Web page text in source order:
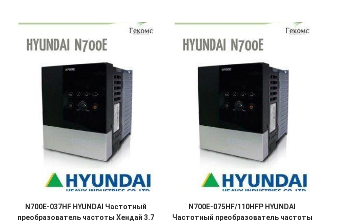
N700E-037HF HYUNDAI Частотный
преобразователь частоты Хендай 3.7
N700E-075HF/110HFP HYUNDAI
Частотный преобразователь частоты